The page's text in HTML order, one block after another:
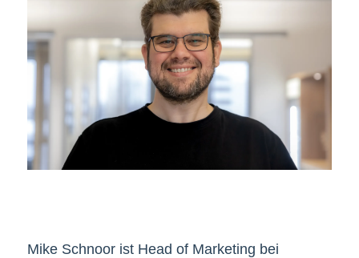
Mike Schnoor ist Head of Marketing bei